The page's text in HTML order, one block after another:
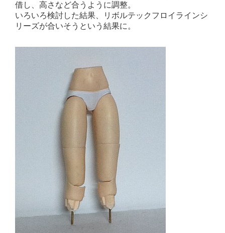
借し、高さなど合うように調整。
いろいろ検討した結果、リボルテックフロイラインシ
リーズが合いそうという結果に。